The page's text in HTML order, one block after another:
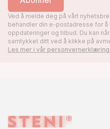
Ved å melde deg på vårt
behandler din e-postadresse for
oppdateringer og tilbud. Du kan
samtykket ditt ved å klikke på
Les mer i vår personvernerklæring.